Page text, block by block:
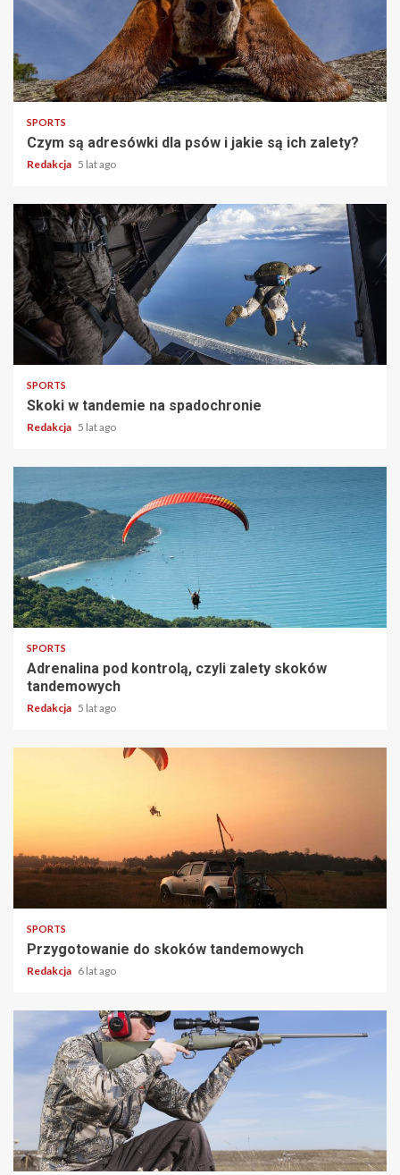
2 min read
SPORTS
Czym są adresówki dla psów i jakie są ich zalety?
Redakcja 5 lat ago
2 min read
SPORTS
Skoki w tandemie na spadochronie
Redakcja 5 lat ago
2 min read
SPORTS
Adrenalina pod kontrolą, czyli zalety skoków
tandemowych
Redakcja 5 lat ago
3 min read
SPORTS
Przygotowanie do skoków tandemowych
Redakcja 6 lat ago
2 min read